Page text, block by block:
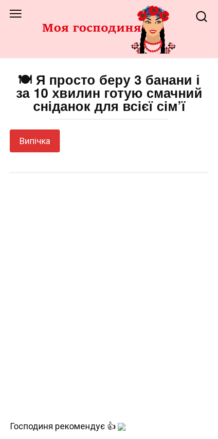
до
🍽️ Я просто беру 3 банани і
за 10 хвилин готую смачний
сніданок для всієї сім’ї
Випічка
Господиня рекомендує 👍